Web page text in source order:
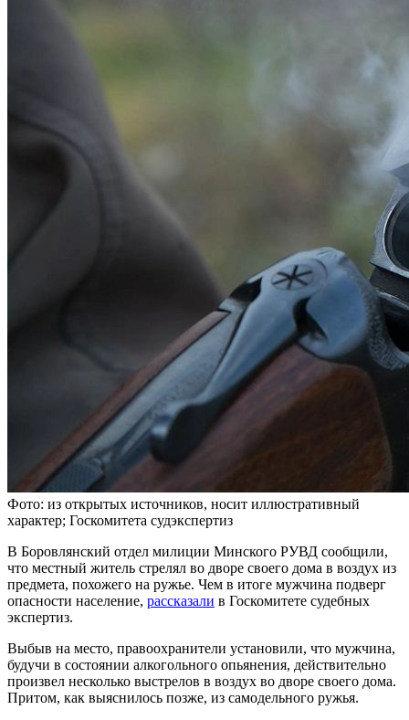
Фото: из открытых источников, носит иллюстративный
характер; Госкомитета судэкспертиз
В Боровлянский отдел милиции Минского РУВД сообщили,
что местный житель стрелял во дворе своего дома в воздух из
предмета, похожего на ружье. Чем в итоге мужчина подверг
опасности население, рассказали в Госкомитете судебных
экспертиз.
Выбыв на место, правоохранители установили, что мужчина,
будучи в состоянии алкогольного опьянения, действительно
произвел несколько выстрелов в воздух во дворе своего дома.
Притом, как выяснилось позже, из самодельного ружья.